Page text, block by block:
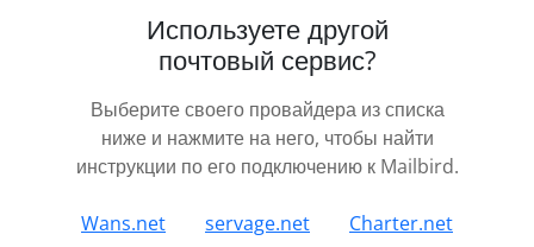
Используете другой
почтовый сервис?
Выберите своего провайдера из списка
ниже и нажмите на него, чтобы найти
инструкции по его подключению к Mailbird.
Wans.net servage.net
Charter.net